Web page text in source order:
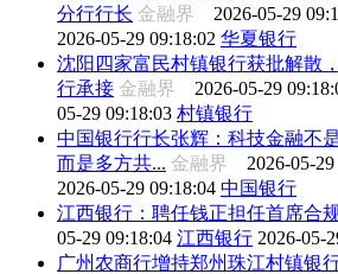
分行行长 金融界 2026-05-29
2026-05-29 09:18:02 华夏银行
沈阳四家富民村镇银行获批解散
行承接 金融界 2026-05-29
05-29 09:18:03 村镇银行
中国银行行长张辉：科技金融不
而是多方共... 金融界 2026-05-
2026-05-29 09:18:04 中国银行
江西银行：聘任钱正担任首席合
05-29 09:18:04 江西银行 2026-05-
广州农商行增持郑州珠江村镇银